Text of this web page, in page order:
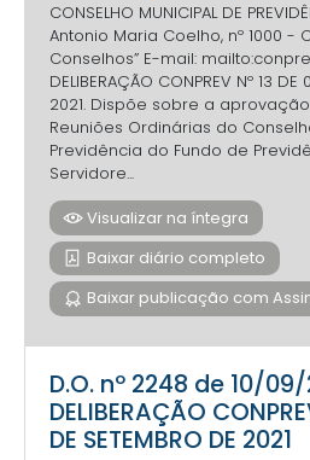
CONSELHO MUNICIPAL DE
Antonio Maria Coelho, nº 1000 -
Conselhos” E-mail:
DELIBERAÇÃO CONPREV Nº 13 DE
2021. Dispõe sobre a
Reuniões Ordinárias do
Previdência do Fundo de
Servidore...
Visualizar na íntegra
Baixar diário completo
Baixar publicação com
D.O. nº 2248 de 10/
DELIBERAÇÃO
DE SETEMBRO DE 2021